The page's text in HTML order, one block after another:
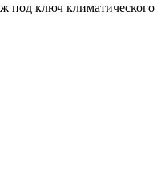
под ключ климатического